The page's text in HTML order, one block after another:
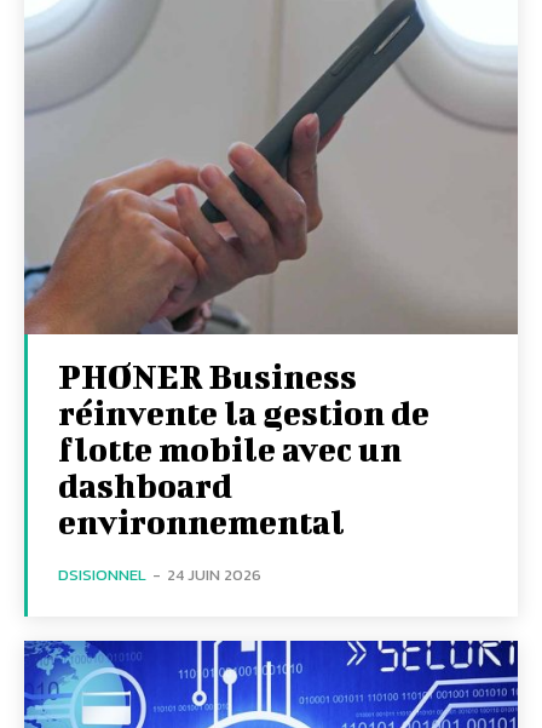
PHONER Business
réinvente la gestion de
flotte mobile avec un
dashboard
environnemental
DSISIONNEL - 24 JUIN 2026